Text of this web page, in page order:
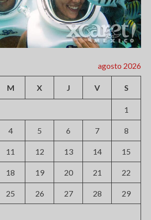
agosto 2026
M X J V S
1
4 5 6 7 8
11 12 13 14 15
18 19 20 21 22
25 26 27 28 29